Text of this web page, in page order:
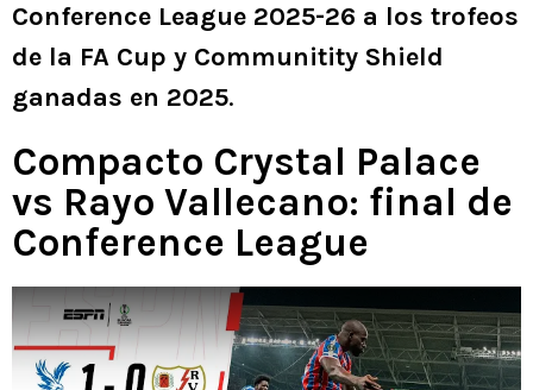
Conference League 2025-26 a los trofeos
de la FA Cup y Communitity Shield
ganadas en 2025.
Compacto Crystal Palace
vs Rayo Vallecano: final de
Conference League